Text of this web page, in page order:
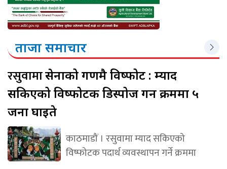
ताजा समाचार
रसुवामासेनाको गणमै विष्फोट : म्याद
सकिएको विष्फोटक डिस्पोज गर्ने क्रममा ५
जना घाइते
काठमाडौं । रसुवामा म्याद सकिएको
विष्फोटक पदार्थ व्यवस्थापन गर्ने क्रममा